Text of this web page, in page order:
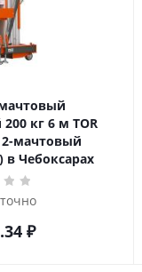
TOR
2-мачтовый
Чебоксарах
₽